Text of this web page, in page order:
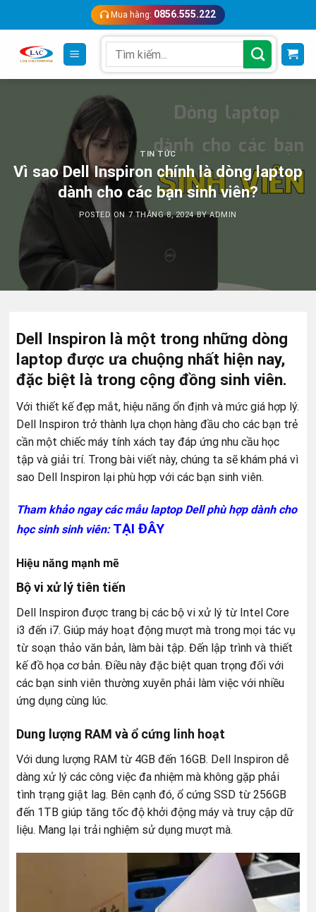
content
Mua hàng: 0856.555.222
for:
TIN TỨC
Vì sao Dell Inspiron chính là dòng laptop
dành cho các bạn sinh viên?
POSTED ON 7 THÁNG 8, 2024BYADMIN
Dell Inspiron là một trong những dòng
laptop được ưa chuộng nhất hiện nay,
đặc biệt là trong cộng đồng sinh viên.
Với thiết kế đẹp mắt, hiệu năng ổn định và mức giá hợp lý.
Dell Inspiron trở thành lựa chọn hàng đầu cho các bạn trẻ
cần một chiếc máy tính xách tay đáp ứng nhu cầu học
tập và giải trí. Trong bài viết này, chúng ta sẽ khám phá vì
sao Dell Inspiron lại phù hợp với các bạn sinh viên.
Tham khảo ngay các mẫu laptop Dell phù hợp dành cho
học sinh sinh viên: TẠI ĐÂY
Hiệu năng mạnh mẽ
Bộ vi xử lý tiên tiến
Dell Inspiron được trang bị các bộ vi xử lý từ Intel Core
i3 đến i7. Giúp máy hoạt động mượt mà trong mọi tác vụ
từ soạn thảo văn bản, làm bài tập. Đến lập trình và thiết
kế đồ họa cơ bản. Điều này đặc biệt quan trọng đối với
các bạn sinh viên thường xuyên phải làm việc với nhiều
ứng dụng cùng lúc.
Dung lượng RAM và ổ cứng linh hoạt
Với dung lượng RAM từ 4GB đến 16GB. Dell Inspiron dễ
dàng xử lý các công việc đa nhiệm mà không gặp phải
tình trạng giật lag. Bên cạnh đó, ổ cứng SSD từ 256GB
đến 1TB giúp tăng tốc độ khởi động máy và truy cập dữ
liệu. Mang lại trải nghiệm sử dụng mượt mà.